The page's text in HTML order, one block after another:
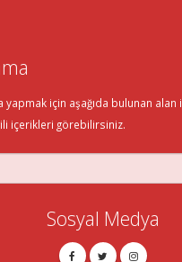
yapmak için aşağıda bulunan
içerikleri görebilirsiniz.
Sosyal Medya